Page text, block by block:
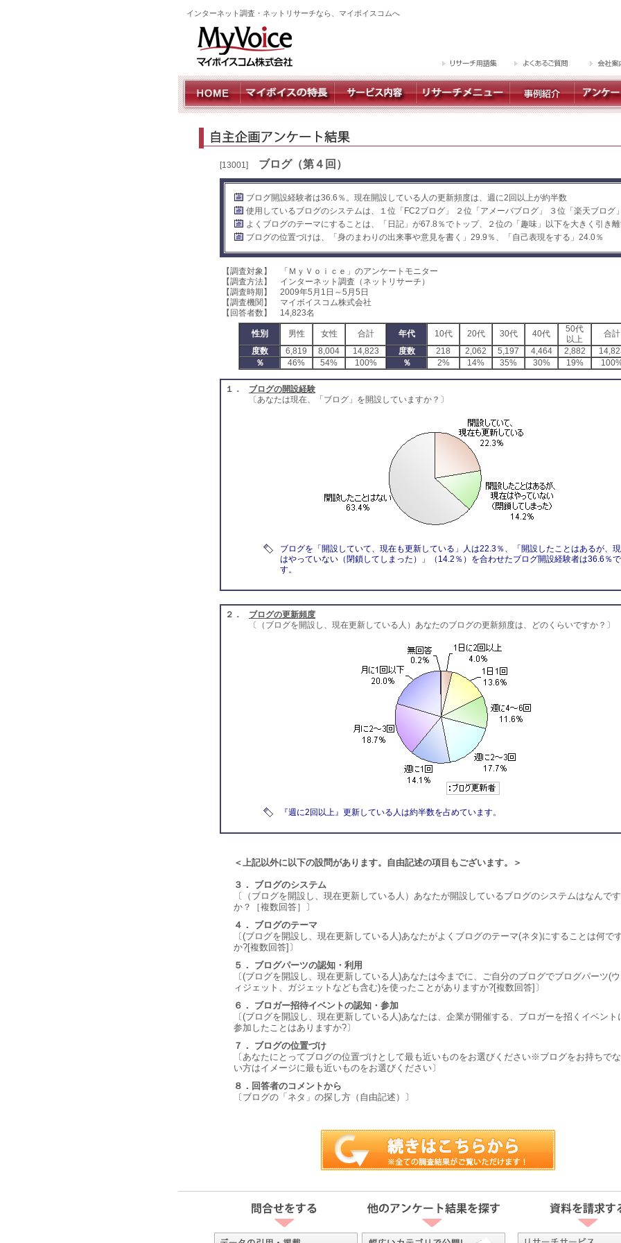
インターネット調査・ネットリサーチなら、マイボイスコムへ
[13001] ブログ（第４回）
ブログ開設経験者は36.6％。現在開設している人の更新頻度は、週に2回以上が約半数
使用しているブログのシステムは、１位「FC2ブログ」 ２位「アメーバブログ」 ３位「楽天ブログ
よくブログのテーマにすることは、「日記」が67.8％でトップ、２位の「趣味」以下を大きく引き
ブログの位置づけは、「身のまわりの出来事や意見を書く」29.9％、「自己表現をする」24.0％
【調査対象】 「ＭｙＶｏｉｃｅ」のアンケートモニター
【調査方法】 インターネット調査（ネットリサーチ）
【調査時期】 2009年5月1日～5月5日
【調査機関】 マイボイスコム株式会社
【回答者数】 14,823名
性別 男性 女性 合計 年代 10代 20代 30代 40代
50代
以上
合計
度数
6,819 8,004 14,823 度数 218 2,062 5,197 4,464 2,882
％
46% 54% 100% ％ 2% 14% 35% 30% 19%
１．
ブログの開設経験
〔あなたは現在、「ブログ」を開設していますか？〕
ブログを「開設していて、現在も更新している」人は22.3％、「開設したことはあるが、
はやっていない（閉鎖してしまった）」（14.2％）を合わせたブログ開設経験者は36.6％で
す。
２．
ブログの更新頻度
〔（ブログを開設し、現在更新している人）あなたのブログの更新頻度は、どのくらいですか？〕
『週に2回以上』更新している人は約半数を占めています。
＜上記以外に以下の設問があります。自由記述の項目もございます。＞
３． ブログのシステム
〔（ブログを開設し、現在更新している人）あなたが開設しているブログのシステムはなんです
か？［複数回答］〕
４． ブログのテーマ
〔(ブログを開設し、現在更新している人)あなたがよくブログのテーマ(ネタ)にすることは何で
か?[複数回答]〕
５． ブログパーツの認知・利用
〔(ブログを開設し、現在更新している人)あなたは今までに、ご自分のブログでブログパーツ(ウ
ィジェット、ガジェットなども含む)を使ったことがありますか?[複数回答]〕
６． ブロガー招待イベントの認知・参加
〔(ブログを開設し、現在更新している人)あなたは、企業が開催する、ブロガーを招くイベント
参加したことはありますか?〕
７． ブログの位置づけ
〔あなたにとってブログの位置づけとして最も近いものをお選びください※ブログをお持ちでな
い方はイメージに最も近いものをお選びください〕
８．回答者のコメントから
〔ブログの「ネタ」の探し方（自由記述）〕